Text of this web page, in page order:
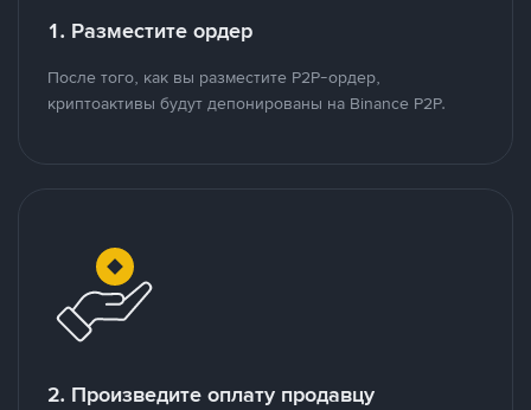
1. Разместите ордер
После того, как вы разместите P2P-ордер,
криптоактивы будут депонированы на Binance P2P.
2. Произведите оплату продавцу